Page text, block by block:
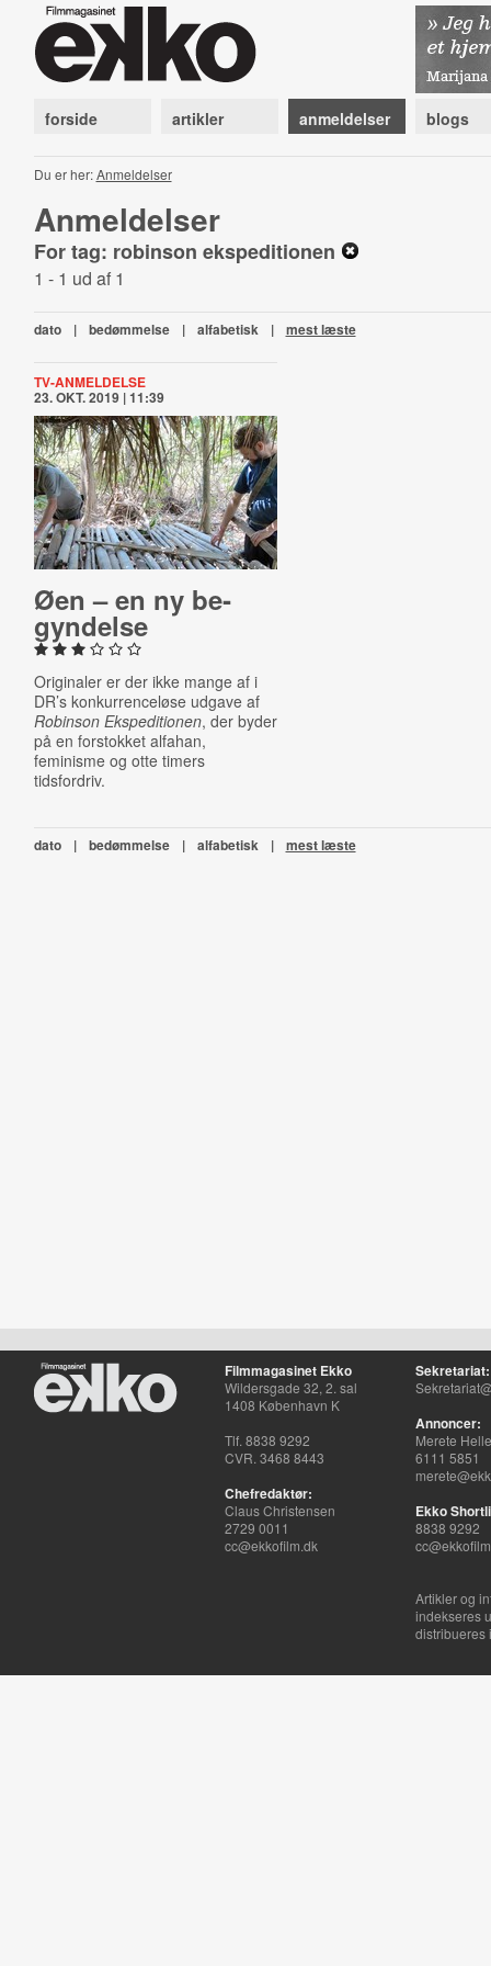
forside artikler anmeldelser blogs
Du er her:Anmeldelser
Anmeldelser
For tag: robinson ekspeditionen
1 - 1 ud af 1
dato | bedømmelse | alfabetisk | mest læste
TV-ANMELDELSE
23. OKT. 2019 | 11:39
Øen – en ny be­
gyn­del­se
Originaler er der ikke mange af i
DR’s konkurrenceløse udgave af
Robinson Ekspeditionen, der byder
på en forstokket alfahan,
feminisme og otte timers
tidsfordriv.
dato | bedømmelse | alfabetisk | mest læste
Filmmagasinet Ekko
Wildersgade 32, 2. sal
1408 København K
Tlf. 8838 9292
CVR. 3468 8443
Chefredaktør:
Claus Christensen
2729 0011
cc@ekkofilm.dk
Sekretariat:
Annoncer:
Merete
6111 5851
Ekko
8838 9292
Artikler og
indekseres
distribueres